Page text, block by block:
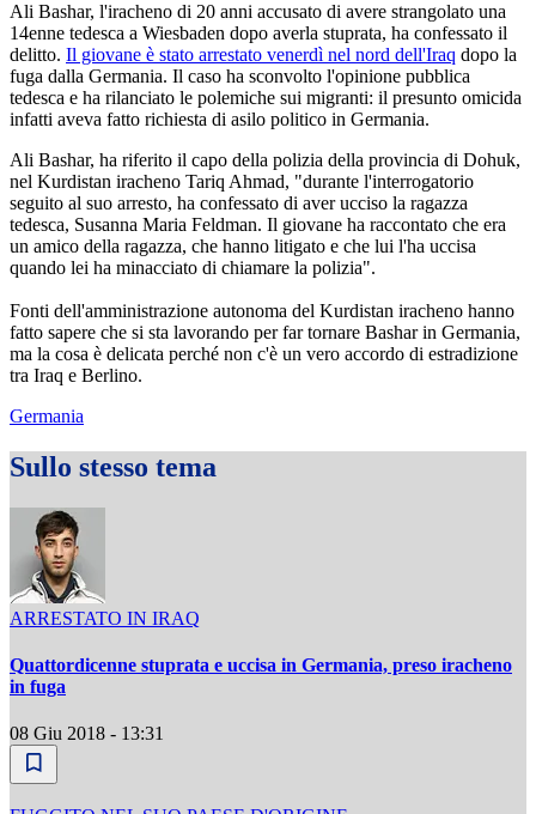
Ali Bashar, l'iracheno di 20 anni accusato di avere strangolato una
14enne tedesca a Wiesbaden dopo averla stuprata, ha confessato il
delitto. Il giovane è stato arrestato venerdì nel nord dell'Iraq dopo la
fuga dalla Germania. Il caso ha sconvolto l'opinione pubblica
tedesca e ha rilanciato le polemiche sui migranti: il presunto omicida
infatti aveva fatto richiesta di asilo politico in Germania.
Ali Bashar, ha riferito il capo della polizia della provincia di Dohuk,
nel Kurdistan iracheno Tariq Ahmad, "durante l'interrogatorio
seguito al suo arresto, ha confessato di aver ucciso la ragazza
tedesca, Susanna Maria Feldman. Il giovane ha raccontato che era
un amico della ragazza, che hanno litigato e che lui l'ha uccisa
quando lei ha minacciato di chiamare la polizia".
Fonti dell'amministrazione autonoma del Kurdistan iracheno hanno
fatto sapere che si sta lavorando per far tornare Bashar in Germania,
ma la cosa è delicata perché non c'è un vero accordo di estradizione
tra Iraq e Berlino.
Germania
Sullo stesso tema
ARRESTATO IN IRAQ
Quattordicenne stuprata e uccisa in Germania, preso iracheno
in fuga
08 Giu 2018 - 13:31